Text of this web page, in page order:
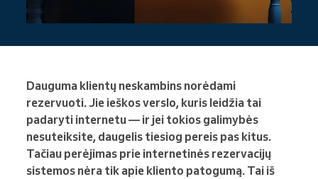
Dauguma klientų neskambins norėdami
rezervuoti. Jie ieškos verslo, kuris leidžia tai
padaryti internetu — ir jei tokios galimybės
nesuteiksite, daugelis tiesiog pereis pas kitus.
Tačiau perėjimas prie internetinės rezervacijų
sistemos nėra tik apie kliento patogumą. Tai iš